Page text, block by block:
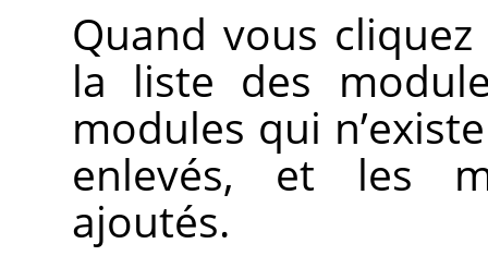
Quand vous
la liste des
modules qui
enlevés, et les
ajoutés.